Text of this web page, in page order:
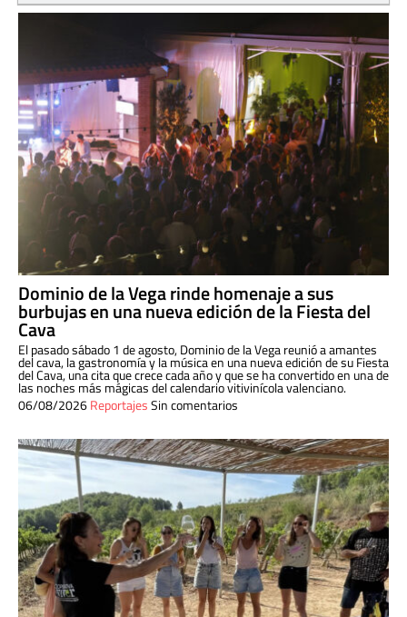
Dominio de la Vega rinde homenaje a sus
burbujas en una nueva edición de la Fiesta del
Cava
El pasado sábado 1 de agosto, Dominio de la Vega reunió a amantes
del cava, la gastronomía y la música en una nueva edición de su Fiesta
del Cava, una cita que crece cada año y que se ha convertido en una de
las noches más mágicas del calendario vitivinícola valenciano.
06/08/2026ReportajesSin comentarios